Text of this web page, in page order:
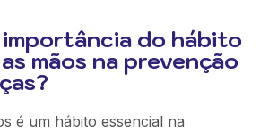
importância do hábito
mãos na prevenção
é um hábito essencial na